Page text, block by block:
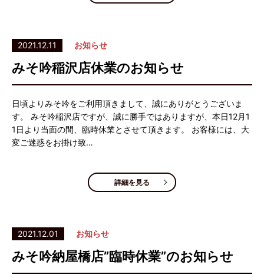
2021.12.11 お知らせ
みそ吟稲沢店休業のお知らせ
日頃よりみそ吟をご利用頂きまして、誠にありがとうございま
す。 みそ吟稲沢店ですが、誠に勝手ではありますが、本日12月1
1日より当面の間、臨時休業とさせて頂きます。 お客様には、大
変ご迷惑をお掛け致…
詳細を見る
2021.12.01 お知らせ
みそ吟納屋橋店”臨時休業”のお知らせ